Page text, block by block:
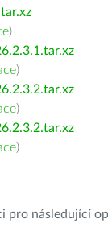
)
)
)
)
pro následující